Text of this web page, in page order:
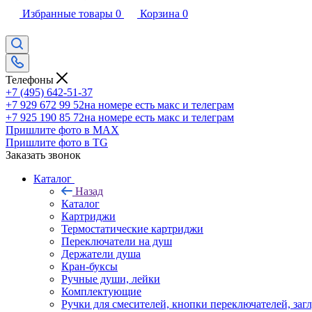
Избранные товары 0 Корзина 0
Телефоны
+7 (495) 642-51-37
+7 929 672 99 52на номере есть макс и телеграм
+7 925 190 85 72на номере есть макс и телеграм
Пришлите фото в MAX
Пришлите фото в TG
Заказать звонок
Каталог
Назад
Каталог
Картриджи
Термостатические картриджи
Переключатели на душ
Держатели душа
Кран-буксы
Ручные души, лейки
Комплектующие
Ручки для смесителей, кнопки переключателей,